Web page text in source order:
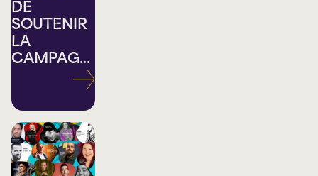
DE
SOUTENIR
LA
CAMPAG...